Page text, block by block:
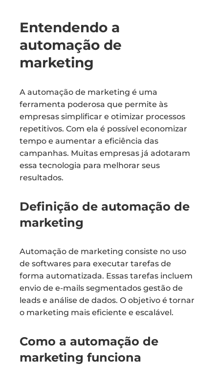
Entendendo a
automação de
marketing
A automação de marketing é uma
ferramenta poderosa que permite às
empresas simplificar e otimizar processos
repetitivos. Com ela é possível economizar
tempo e aumentar a eficiência das
campanhas. Muitas empresas já adotaram
essa tecnologia para melhorar seus
resultados.
Definição de automação de
marketing
Automação de marketing consiste no uso
de softwares para executar tarefas de
forma automatizada. Essas tarefas incluem
envio de e-mails segmentados gestão de
leads e análise de dados. O objetivo é tornar
o marketing mais eficiente e escalável.
Como a automação de
marketing funciona